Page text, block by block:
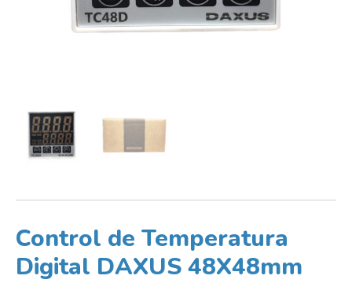
Control de Temperatura
Digital DAXUS 48X48mm